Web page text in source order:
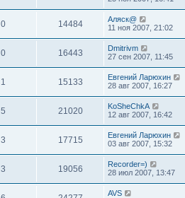
0 14484
Аляск@
11 ноя 2007, 21:02
0 16443
Dmitrivm
27 сен 2007, 11:45
1 15133
Евгений Ларюхин
28 авг 2007, 16:27
5 21020
KoSheChkA
12 авг 2007, 16:42
3 17715
Евгений Ларюхин
03 авг 2007, 15:32
3 19056
Recorder=)
28 июл 2007, 13:47
AVS